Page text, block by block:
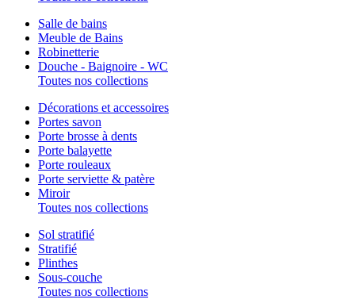
Salle de bains
Meuble de Bains
Robinetterie
Douche - Baignoire - WC
Toutes nos collections
Décorations et accessoires
Portes savon
Porte brosse à dents
Porte balayette
Porte rouleaux
Porte serviette & patère
Miroir
Toutes nos collections
Sol stratifié
Stratifié
Plinthes
Sous-couche
Toutes nos collections